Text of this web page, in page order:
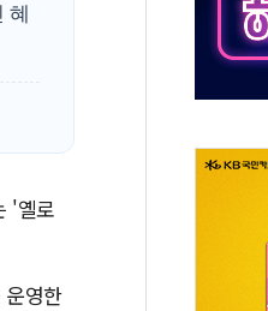
영업익 260억원…전년 比 21.2%↑
혜
'옐로
영한